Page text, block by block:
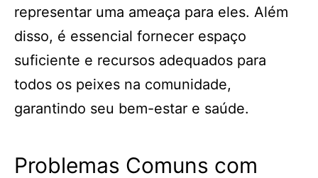
representar uma ameaça para eles. Além
disso, é essencial fornecer espaço
suficiente e recursos adequados para
todos os peixes na comunidade,
garantindo seu bem-estar e saúde.
Problemas Comuns com